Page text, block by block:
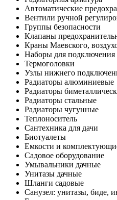
Автоматические
Вентили ручной
Группы безопасности
Клапаны
Краны Маевского,
Наборы для подключения
Термоголовки
Узлы нижнего
Радиаторы алюминиевые
Радиаторы
Радиаторы стальные
Радиаторы чугунные
Теплоноситель
Сантехника для дачи
Биотуалеты
Емкости и
Садовое оборудование
Умывальники дачные
Унитазы дачные
Шланги садовые
Санузел: унитазы, биде,